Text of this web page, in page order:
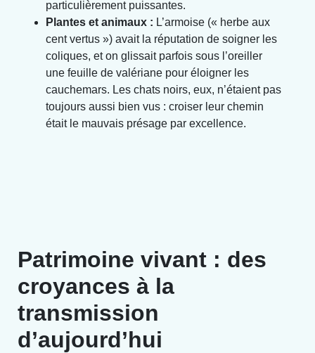
particulièrement puissantes.
Plantes et animaux : L’armoise (« herbe aux
cent vertus ») avait la réputation de soigner les
coliques, et on glissait parfois sous l’oreiller
une feuille de valériane pour éloigner les
cauchemars. Les chats noirs, eux, n’étaient pas
toujours aussi bien vus : croiser leur chemin
était le mauvais présage par excellence.
Patrimoine vivant : des
croyances à la
transmission
d’aujourd’hui